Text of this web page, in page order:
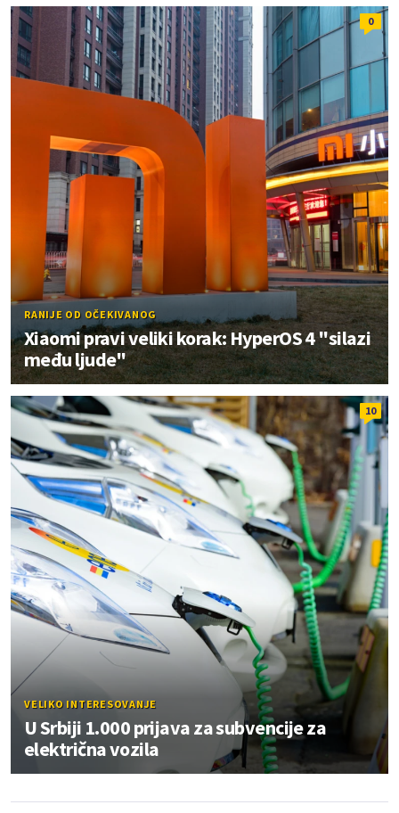
0
RANIJE OD OČEKIVANOG
Xiaomi pravi veliki korak: HyperOS 4 "silazi
među ljude"
10
VELIKO INTERESOVANJE
U Srbiji 1.000 prijava za subvencije za
električna vozila